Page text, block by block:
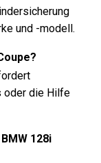
und -modell.
oder die Hilfe
128i